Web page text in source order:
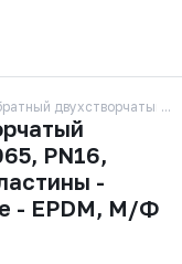
двухстворчатый
PN16,
-
- EPDM, М/Ф